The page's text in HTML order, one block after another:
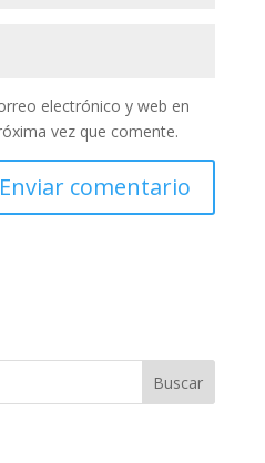
electrónico y web en
vez que comente.